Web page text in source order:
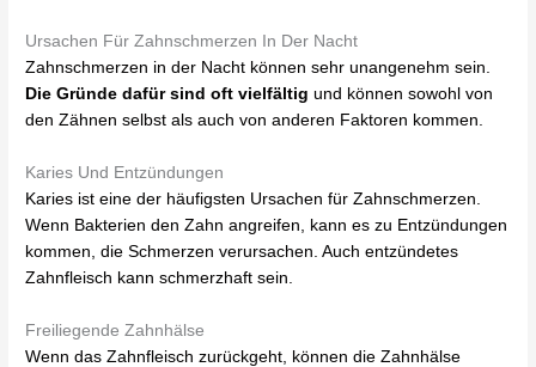
Ursachen Für Zahnschmerzen In Der Nacht
Zahnschmerzen in der Nacht können sehr unangenehm sein.
Die Gründe dafür sind oft vielfältig und können sowohl von
den Zähnen selbst als auch von anderen Faktoren kommen.
Karies Und Entzündungen
Karies ist eine der häufigsten Ursachen für Zahnschmerzen.
Wenn Bakterien den Zahn angreifen, kann es zu Entzündungen
kommen, die Schmerzen verursachen. Auch entzündetes
Zahnfleisch kann schmerzhaft sein.
Freiliegende Zahnhälse
Wenn das Zahnfleisch zurückgeht, können die Zahnhälse